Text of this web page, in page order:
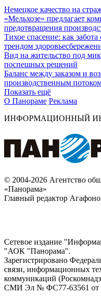
Немецкое качество на
«Мельхозе» предлагает
предотвращения
Тихое спасение: как
трендом
Вид на жительство под
поспешных решений
Баланс между заказом и
производственным
Показать ещё
О Панораме Реклама
ИНФОРМАЦИОННЫЙ
© 2004-2026 Агентство
«Панорама»
Главный редактор
Сетевое издание
"АОК "Панорама".
Зарегистрировано
связи, информационных
коммуникаций
СМИ Эл № ФС77-63561 от